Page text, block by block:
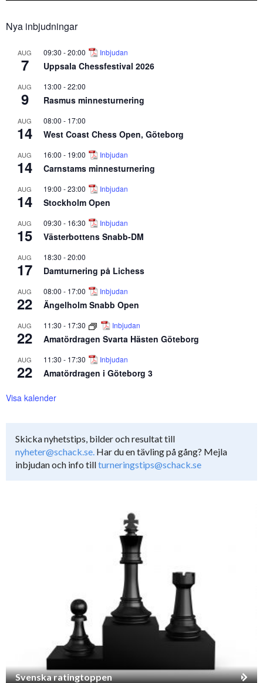
Nya inbjudningar
AUG
7
09:30 -20:00 Inbjudan
Uppsala Chessfestival 2026
AUG
9
13:00 -22:00
Rasmus minnesturnering
AUG
14
08:00 - 17:00
West Coast Chess Open, Göteborg
AUG
14
16:00 - 19:00 Inbjudan
Carnstams minnesturnering
AUG
14
19:00 -23:00 Inbjudan
Stockholm Open
AUG
15
09:30 - 16:30 Inbjudan
Västerbottens Snabb-DM
AUG
17
18:30 -20:00
Damturnering på Lichess
AUG
22
08:00 - 17:00 Inbjudan
Ängelholm Snabb Open
AUG
22
11:30 - 17:30 Inbjudan
Amatördragen Svarta Hästen Göteborg
AUG
22
11:30 - 17:30 Inbjudan
Amatördragen i Göteborg 3
Visa kalender
Skicka nyhetstips, bilder och resultat till
nyheter@schack.se. Har du en tävling på gång? Mejla
inbjudan och info tillturneringstips@schack.se
Svenska ratingtoppen